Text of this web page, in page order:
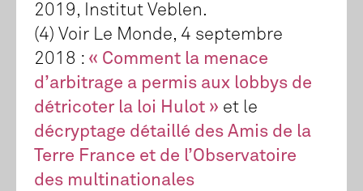
2019, Institut Veblen.
(4) Voir Le Monde, 4 septembre
2018 : « Comment la menace
d’arbitrage a permis aux lobbys de
détricoter la loi Hulot » et le
décryptage détaillé des Amis de la
Terre France et de l’Observatoire
des multinationales